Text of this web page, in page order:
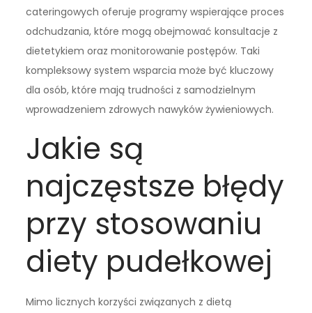
cateringowych oferuje programy wspierające proces
odchudzania, które mogą obejmować konsultacje z
dietetykiem oraz monitorowanie postępów. Taki
kompleksowy system wsparcia może być kluczowy
dla osób, które mają trudności z samodzielnym
wprowadzeniem zdrowych nawyków żywieniowych.
Jakie są
najczęstsze błędy
przy stosowaniu
diety pudełkowej
Mimo licznych korzyści związanych z dietą